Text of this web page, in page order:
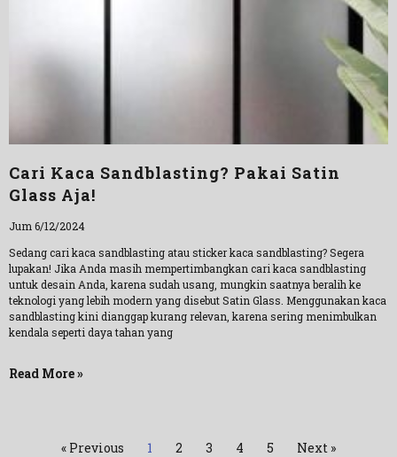
Cari Kaca Sandblasting? Pakai Satin
Glass Aja!
Jum 6/12/2024
Sedang cari kaca sandblasting atau sticker kaca sandblasting? Segera
lupakan! Jika Anda masih mempertimbangkan cari kaca sandblasting
untuk desain Anda, karena sudah usang, mungkin saatnya beralih ke
teknologi yang lebih modern yang disebut Satin Glass. Menggunakan kaca
sandblasting kini dianggap kurang relevan, karena sering menimbulkan
kendala seperti daya tahan yang
Read More »
« Previous 1 2 3 4 5 Next »